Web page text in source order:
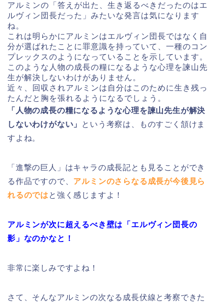
アルミンの「答えが出た、生き返るべきだったのはエ
ルヴィン団長だった」みたいな発言は気になります
ね。
これは明らかにアルミンはエルヴィン団長ではなく自
分が選ばれたことに罪意識を持っていて、一種のコン
プレックスのようになっていることを示しています。
このような人物の成長の糧になるような心理を諫山先
生が解決しないわけがありません。
近々、回収されアルミンは自分はこのために生き残っ
たんだと胸を張れるようになるでしょう。
「人物の成長の糧になるような心理を諫山先生が解決
しないわけがない」
という考察は、ものすごく頷けま
すよね。
「進撃の巨人」はキャラの成長記とも見ることができ
る作品ですので、 アルミンのさらなる成長が今後見ら
れるのでは と強く感じますよ！
アルミンが次に超えるべき壁は「エルヴィン団長の
影」なのかなと！
非常に楽しみですよね！
さて、そんなアルミンの次なる成長伏線と考察できた